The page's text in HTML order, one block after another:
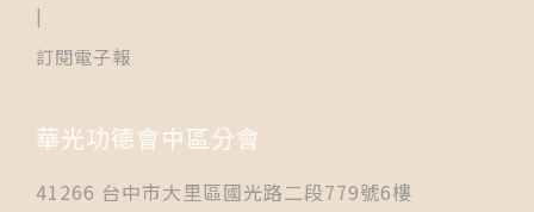
|
訂閱電子報
華光功德會中區分會
41266 台中市大里區國光路二段779號6樓